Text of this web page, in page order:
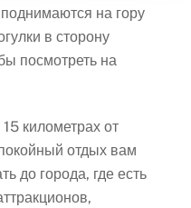
на гору
в сторону
посмотреть на
километрах от
отдых вам
до города, где есть